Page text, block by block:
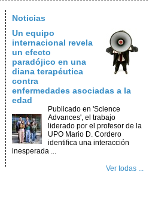
Noticias
Un equipo
internacional revela
un efecto
paradójico en una
diana terapéutica
contra
enfermedades asociadas a la
edad
Publicado en 'Science
Advances', el trabajo
liderado por el profesor de la
UPO Mario D. Cordero
identifica una interacción
inesperada ...
Ver todas ...